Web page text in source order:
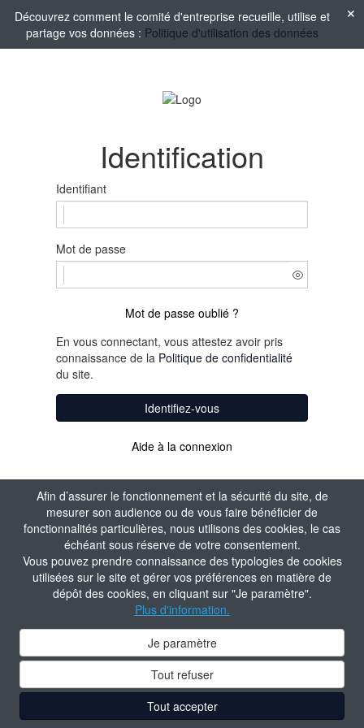
Afin d’assurer le fonctionnement et la sécurité du site, de
mesurer son audience ou de vous faire bénéficier de
fonctionnalités particulières, nous utilisons des cookies, le cas
échéant sous réserve de votre consentement.
Vous pouvez prendre connaissance des typologies de cookies
utilisées sur le site et gérer vos préférences en matière de
dépôt des cookies, en cliquant sur "Je paramètre".
Plus d'information.
Je paramètre
Tout refuser
Tout accepter
Découvrez comment le comité d'entreprise recueille, utilise et
partage vos données : Politique d'utilisation des données
Identification
Identifiant
Mot de passe
Mot de passe oublié ?
En vous connectant, vous attestez avoir pris
connaissance de la Politique de confidentialité
du site.
Identifiez-vous
Aide à la connexion